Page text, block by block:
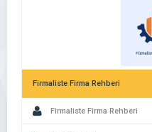
Firmaliste Firma Rehberi
Firmaliste Firma Rehberi